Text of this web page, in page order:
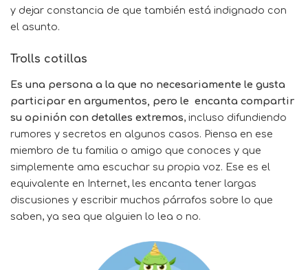
y dejar constancia de que también está indignado con
el asunto.
Trolls cotillas
Es una persona a la que no necesariamente le gusta
participar en argumentos, pero le encanta compartir
su opinión con detalles extremos, incluso difundiendo
rumores y secretos en algunos casos. Piensa en ese
miembro de tu familia o amigo que conoces y que
simplemente ama escuchar su propia voz. Ese es el
equivalente en Internet, les encanta tener largas
discusiones y escribir muchos párrafos sobre lo que
saben, ya sea que alguien lo lea o no.